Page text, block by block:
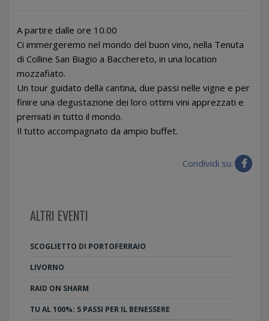
A partire dalle ore 10.00
Ci immergeremo nel mondo del buon vino, nella Tenuta
di Colline San Biagio a Bacchereto, in una location
mozzafiato.
Un tour guidato della cantina, due passi nelle vigne e per
finire una degustazione dei loro ottimi vini apprezzati e
premiati in tutto il mondo.
Il tutto accompagnato da ampio buffet.
Condividi su:
ALTRI EVENTI
SCOGLIETTO DI PORTOFERRAIO
LIVORNO
RAID ON SHARM
TU AL 100%: 5 PASSI PER IL BENESSERE